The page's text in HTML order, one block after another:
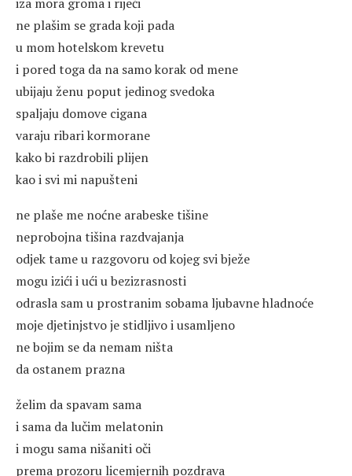
ne plašim se grada koji pada
u mom hotelskom krevetu
i pored toga da na samo korak od mene
ubijaju ženu poput jedinog svedoka
spaljaju domove cigana
varaju ribari kormorane
kako bi razdrobili plijen
kao i svi mi napušteni
ne plaše me noćne arabeske tišine
neprobojna tišina razdvajanja
odjek tame u razgovoru od kojeg svi bježe
mogu izići i ući u bezizrasnosti
odrasla sam u prostranim sobama ljubavne hladnoće
moje djetinjstvo je stidljivo i usamljeno
ne bojim se da nemam ništa
da ostanem prazna
želim da spavam sama
i sama da lučim melatonin
i mogu sama nišaniti oči
prema prozoru licemjernih pozdrava